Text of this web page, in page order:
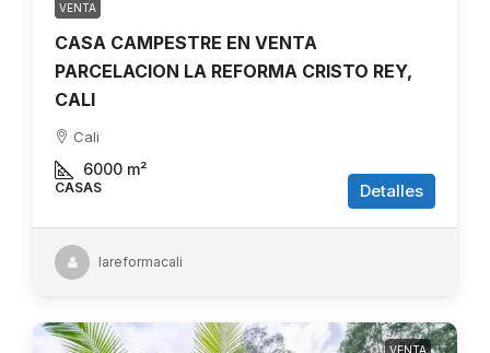
VENTA
CASA CAMPESTRE EN VENTA
PARCELACION LA REFORMA CRISTO REY,
CALI
Cali
6000 m²
CASAS Detalles
lareformacali
VENTA